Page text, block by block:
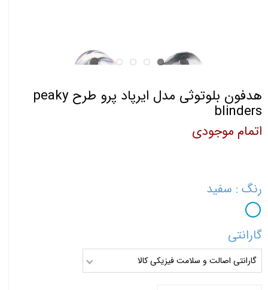
هدفون بلوتوثی مدل ایرپاد پرو طرح peaky
blinders
اتمام موجودی
رنگ : سفید
گارانتی
گارانتی اصالت و سلامت فیزیکی کالا